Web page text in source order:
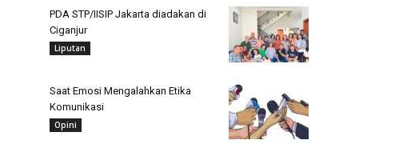
PDA STP/IISIP Jakarta diadakan di
Ciganjur
Liputan
Saat Emosi Mengalahkan Etika
Komunikasi
Opini